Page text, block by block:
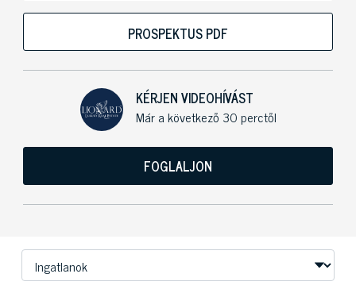
PROSPEKTUS PDF
KÉRJEN VIDEOHÍVÁST
Már a következő 30 perctől
FOGLALJON